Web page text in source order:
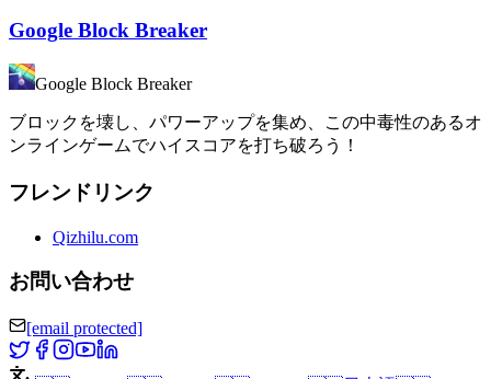
Google Block Breaker
Google Block Breaker
ブロックを壊し、パワーアップを集め、この中毒性のあるオ
ンラインゲームでハイスコアを打ち破ろう！
フレンドリンク
Qizhilu.com
お問い合わせ
[email protected]